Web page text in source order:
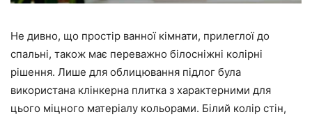
Не дивно, що простір ванної кімнати, прилеглої до
спальні, також має переважно білосніжні колірні
рішення. Лише для облицювання підлог була
використана клінкерна плитка з характерними для
цього міцного матеріалу кольорами. Білий колір стін,